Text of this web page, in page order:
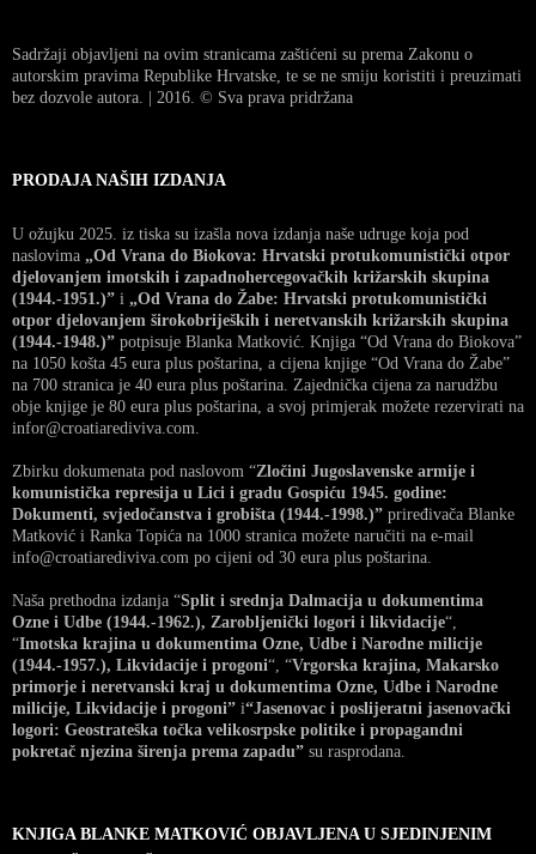
Sadržaji objavljeni na ovim stranicama zaštićeni su prema Zakonu o
autorskim pravima Republike Hrvatske, te se ne smiju koristiti i preuzimati
bez dozvole autora. | 2016. © Sva prava pridržana
PRODAJA NAŠIH IZDANJA
U ožujku 2025. iz tiska su izašla nova izdanja naše udruge koja pod
naslovima „Od Vrana do Biokova: Hrvatski protukomunistički otpor
djelovanjem imotskih i zapadnohercegovačkih križarskih skupina
(1944.-1951.)” i „Od Vrana do Žabe: Hrvatski protukomunistički
otpor djelovanjem širokobrijeških i neretvanskih križarskih skupina
(1944.-1948.)” potpisuje Blanka Matković. Knjiga “Od Vrana do Biokova”
na 1050 košta 45 eura plus poštarina, a cijena knjige “Od Vrana do Žabe”
na 700 stranica je 40 eura plus poštarina. Zajednička cijena za narudžbu
obje knjige je 80 eura plus poštarina, a svoj primjerak možete rezervirati na
infor@croatiarediviva.com.
Zbirku dokumenata pod naslovom “Zločini Jugoslavenske armije i
komunistička represija u Lici i gradu Gospiću 1945. godine:
Dokumenti, svjedočanstva i grobišta (1944.-1998.)” priređivača Blanke
Matković i Ranka Topića na 1000 stranica možete naručiti na e-mail
info@croatiarediviva.com po cijeni od 30 eura plus poštarina.
Naša prethodna izdanja “Split i srednja Dalmacija u dokumentima
Ozne i Udbe (1944.-1962.), Zarobljenički logori i likvidacije“,
“Imotska krajina u dokumentima Ozne, Udbe i Narodne milicije
(1944.-1957.), Likvidacije i progoni“, “Vrgorska krajina, Makarsko
primorje i neretvanski kraj u dokumentima Ozne, Udbe i Narodne
milicije, Likvidacije i progoni” i“Jasenovac i poslijeratni jasenovački
logori: Geostrateška točka velikosrpske politike i propagandni
pokretač njezina širenja prema zapadu” su rasprodana.
KNJIGA BLANKE MATKOVIĆ OBJAVLJENA U SJEDINJENIM